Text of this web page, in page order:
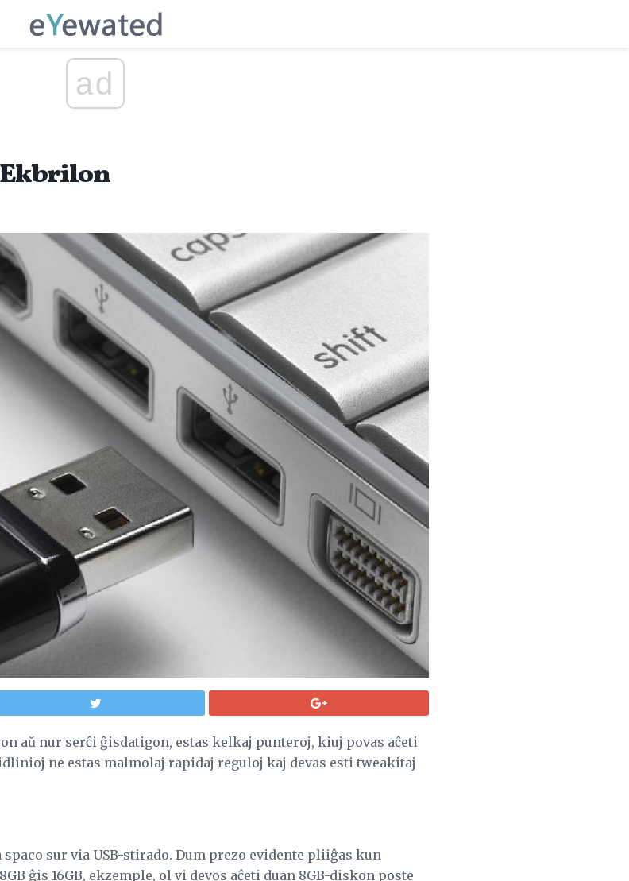
ad
Ekbrilon
aŭ nur serĉi ĝisdatigon, estas kelkaj punteroj, kiuj povas aĉeti
ne estas malmolaj rapidaj reguloj kaj devas esti tweakitaj
sur via USB-stirado. Dum prezo evidente pliiĝas kun
ĝis 16GB, ekzemple, ol vi devos aĉeti duan 8GB-diskon poste